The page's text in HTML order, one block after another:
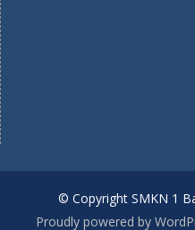
© Copyright SMKN 1
Proudly powered by